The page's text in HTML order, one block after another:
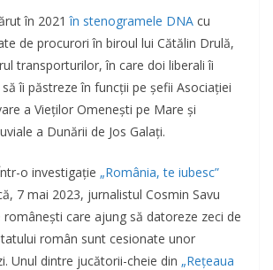
în 2021în stenogramele DNA cu
de procurori în biroul lui Cătălin Drulă,
transporturilor, în care doi liberali îi
îi păstreze în funcții pe șefii Asociației
a Vieților Omenești pe Mare și
a Dunării de Jos Galați.
o investigație „România, te iubesc”
7 mai 2023, jurnalistul Cosmin Savu
care ajung să datoreze zeci de
român sunt cesionate unor
Unul dintre jucătorii-cheie din „Rețeaua